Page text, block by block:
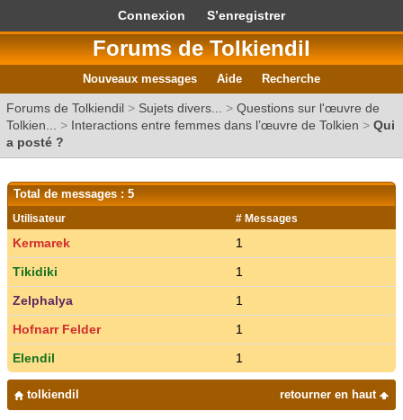
Connexion S’enregistrer
Forums de Tolkiendil
Nouveaux messages Aide Recherche
Forums de Tolkiendil > Sujets divers... > Questions sur l'œuvre de
Tolkien...
> Interactions entre femmes dans l’œuvre de Tolkien > Qui
a posté ?
Total de messages : 5
Utilisateur # Messages
Kermarek
1
Tikidiki
1
Zelphalya
1
Hofnarr Felder
1
Elendil
1
retourner en haut
tolkiendil